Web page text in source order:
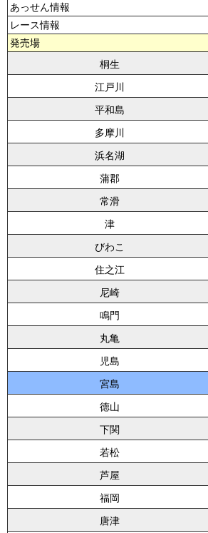
あっせん情報
レース情報
発売場
桐生
江戸川
平和島
多摩川
浜名湖
蒲郡
常滑
津
びわこ
住之江
尼崎
鳴門
丸亀
児島
宮島
徳山
下関
若松
芦屋
福岡
唐津